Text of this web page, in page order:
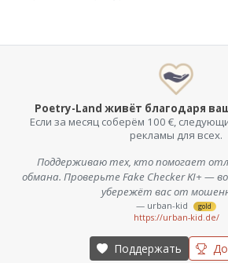
Poetry-Land живёт благодаря
Если за месяц соберём 100 €,
рекламы для всех.
Поддерживаю тех, кто помогает
обмана. Проверьте Fake Checker KI+ —
убережёт вас от
— urban-kid gold
https://urban-kid.de/
Поддержать